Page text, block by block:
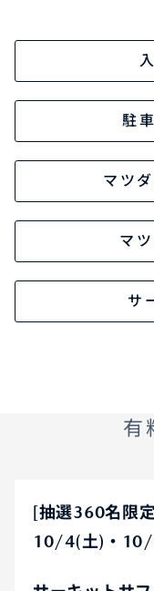
オーナーサポート
リコール情報
駐
マツ
マ
サ
有
[抽選360名限
10/4(土)・10/